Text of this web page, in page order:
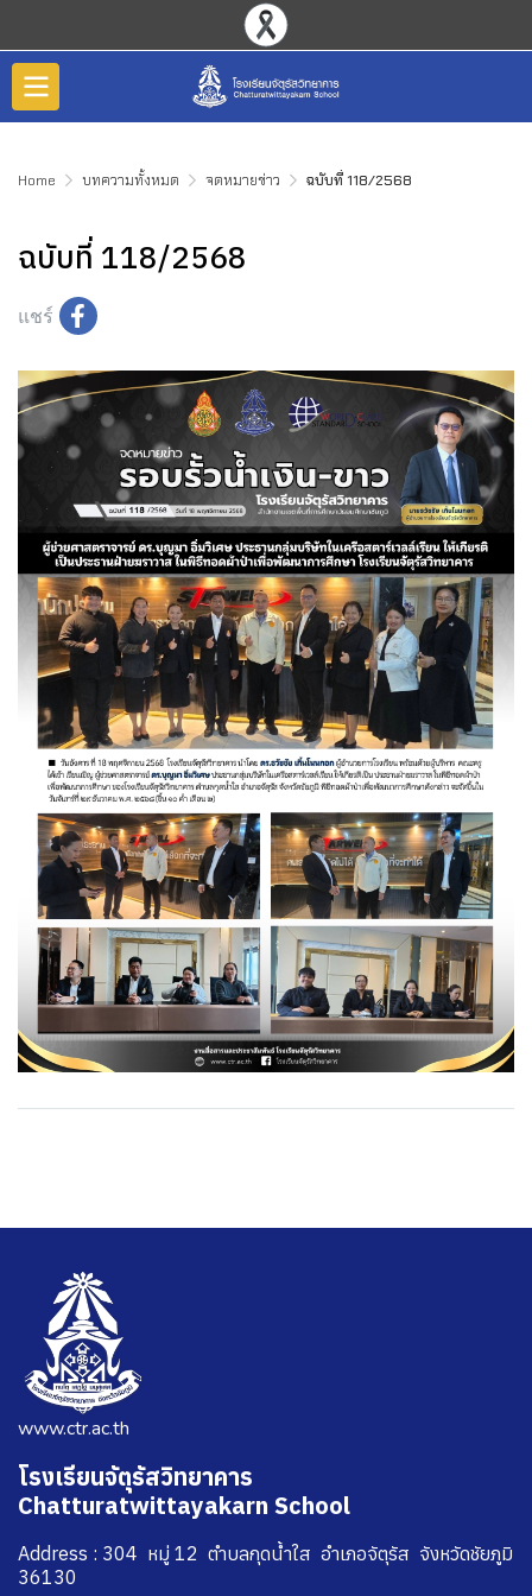
Home บทความทั้งหมด จดหมายข่าว ฉบับที่ 118/2568
ฉบับที่ 118/2568
แชร์
www.ctr.ac.th
โรงเรียนจัตุรัสวิทยาคาร
Chatturatwittayakarn School
Address : 304 หมู่ 12 ตำบลกุดน้ำใส อำเภอจัตุรัส จังหวัดชัยภูมิ
36130